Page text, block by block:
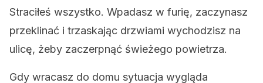
Straciłeś wszystko. Wpadasz w furię, zaczynasz
przeklinać i trzaskając drzwiami wychodzisz na
ulicę, żeby zaczerpnąć świeżego powietrza.
Gdy wracasz do domu sytuacja wygląda